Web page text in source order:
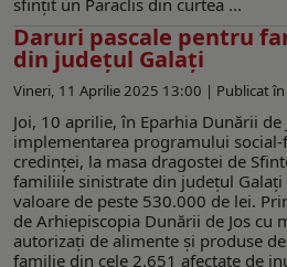
Daruri pascale pentru
din judeţul Galaţi
Vineri, 11 Aprilie 2025 13:00 | Publicat în
Joi, 10 aprilie, în Eparhia Dunării de
implementarea programului
credinţei, la masa dragostei de
familiile sinistrate din judeţul
valoare de peste 530.000 de lei.
de Arhiepiscopia Dunării de Jos
autorizaţi de alimente şi produse
familie din cele 2.651 afectate de